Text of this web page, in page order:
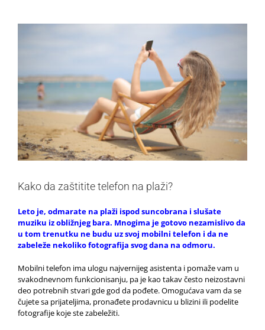
Kako da zaštitite telefon na plaži?
Leto je, odmarate na plaži ispod suncobrana i slušate
muziku iz obližnjeg bara. Mnogima je gotovo nezamislivo da
u tom trenutku ne budu uz svoj mobilni telefon i da ne
zabeleže nekoliko fotografija svog dana na odmoru.
Mobilni telefon ima ulogu najvernijeg asistenta i pomaže vam u
svakodnevnom funkcionisanju, pa je kao takav često neizostavni
deo potrebnih stvari gde god da pođete. Omogućava vam da se
čujete sa prijateljima, pronađete prodavnicu u blizini ili podelite
fotografije koje ste zabeležiti.